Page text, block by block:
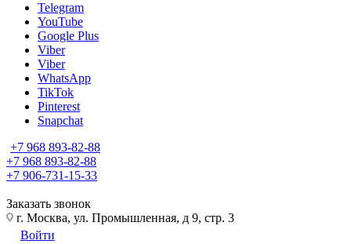
Telegram
YouTube
Google Plus
Viber
Viber
WhatsApp
TikTok
Pinterest
Snapchat
+7 968 893-82-88
+7 968 893-82-88
+7 906-731-15-33
Заказать звонок
г. Москва, ул. Промышленная, д 9, стр. 3
Войти